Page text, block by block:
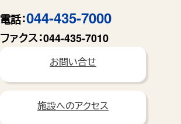
電話：044-435-7000
ファクス：044-435-7010
お問い合せ
施設へのアクセス